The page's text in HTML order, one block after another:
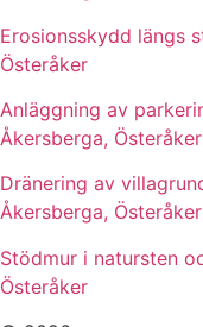
Erosionsskydd längs
Österåker
Anläggning av
Åkersberga, Österåker
Dränering av
Åkersberga, Österåker
Stödmur i natursten
Österåker